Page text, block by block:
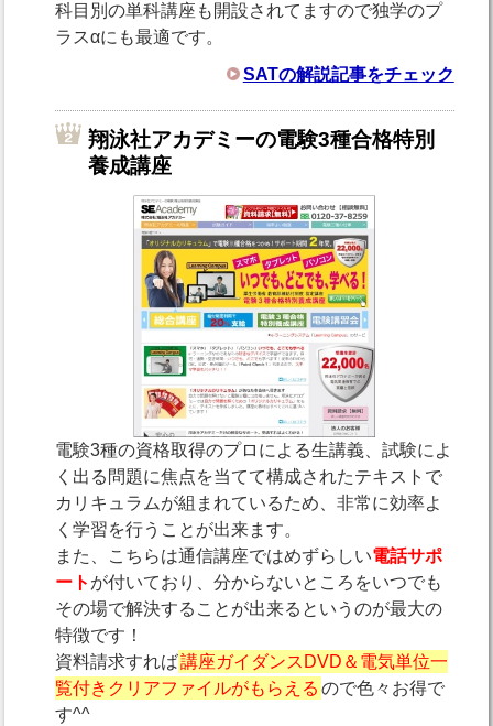
科目別の単科講座も開設されてますので独学のプ
ラスαにも最適です。
SATの解説記事をチェック
翔泳社アカデミーの電験3種合格特別
養成講座
電験3種の資格取得のプロによる生講義、試験によ
く出る問題に焦点を当てて構成されたテキストで
カリキュラムが組まれているため、非常に効率よ
く学習を行うことが出来ます。
また、こちらは通信講座ではめずらしい電話サポ
ート が付いており、分からないところをいつでも
その場で解決することが出来るというのが最大の
特徴です！
資料請求すれば講座ガイダンスDVD＆電気単位一
覧付きクリアファイルがもらえる ので色々お得で
す^^